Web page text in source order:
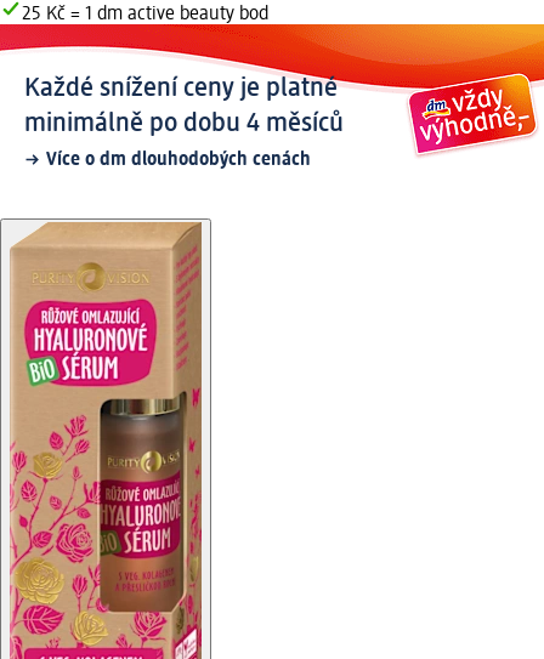
25 Kč = 1 dm active beauty bod
Každé snížení ceny je platné
minimálně po dobu 4 měsíců
Více o dm dlouhodobých cenách